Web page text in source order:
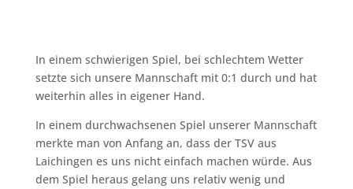
In einem schwierigen Spiel, bei schlechtem Wetter
setzte sich unsere Mannschaft mit 0:1 durch und hat
weiterhin alles in eigener Hand.
In einem durchwachsenen Spiel unserer Mannschaft
merkte man von Anfang an, dass der TSV aus
Laichingen es uns nicht einfach machen würde. Aus
dem Spiel heraus gelang uns relativ wenig und